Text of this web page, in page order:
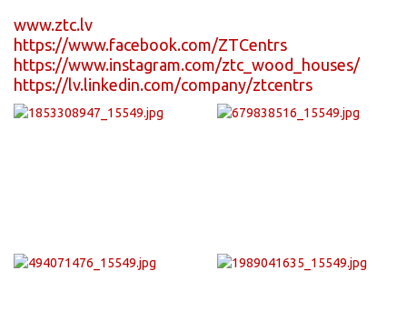
www.ztc.lv
https://www.facebook.com/ZTCentrs
https://www.instagram.com/ztc_wood_houses/
https://lv.linkedin.com/company/ztcentrs